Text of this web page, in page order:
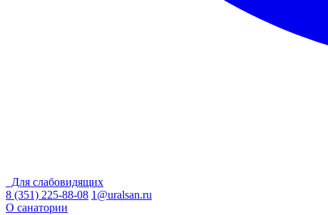
Для слабовидящих
8 (351) 225-88-08 1@uralsan.ru
О санатории